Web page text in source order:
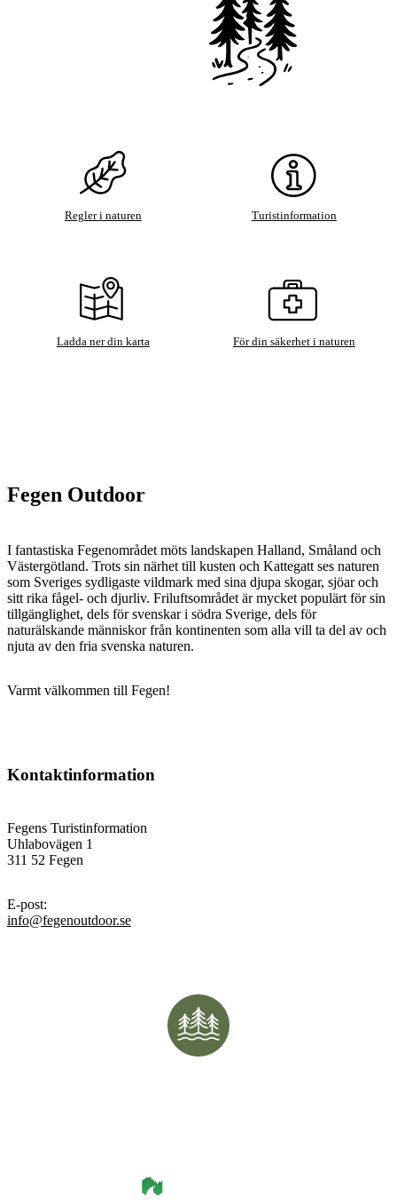
Regler i naturen Turistinformation
Ladda ner din karta För din säkerhet i naturen
Fegen Outdoor
I fantastiska Fegenområdet möts landskapen Halland, Småland och
Västergötland. Trots sin närhet till kusten och Kattegatt ses naturen
som Sveriges sydligaste vildmark med sina djupa skogar, sjöar och
sitt rika fågel- och djurliv. Friluftsområdet är mycket populärt för sin
tillgänglighet, dels för svenskar i södra Sverige, dels för
naturälskande människor från kontinenten som alla vill ta del av och
njuta av den fria svenska naturen.
Varmt välkommen till Fegen!
Kontaktinformation
Fegens Turistinformation
Uhlabovägen 1
311 52 Fegen
E-post:
info@fegenoutdoor.se